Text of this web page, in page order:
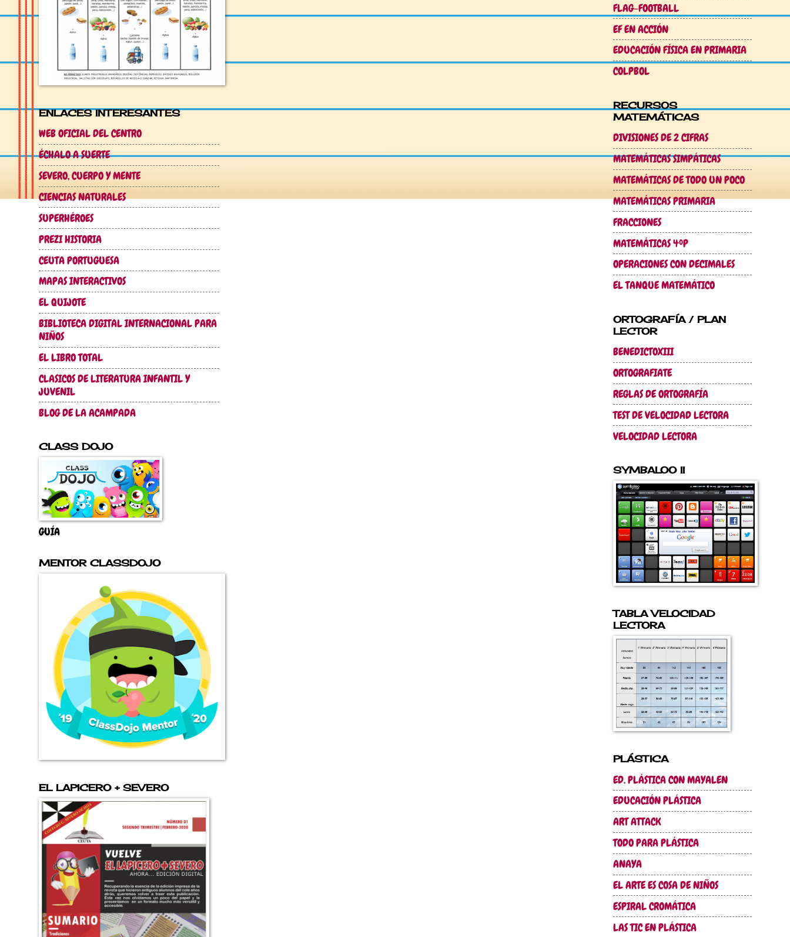
ENLACES INTERESANTES
WEB OFICIAL DEL CENTRO
ÉCHALO A SUERTE
SEVERO, CUERPO Y MENTE
CIENCIAS NATURALES
SUPERHÉROES
PREZI HISTORIA
CEUTA PORTUGUESA
MAPAS INTERACTIVOS
EL QUIJOTE
BIBLIOTECA DIGITAL INTERNACIONAL PARA
NIÑOS
EL LIBRO TOTAL
CLASICOS DE LITERATURA INFANTIL Y
JUVENIL
BLOG DE LA ACAMPADA
CLASS DOJO
GUÍA
MENTOR CLASSDOJO
EL LAPICERO + SEVERO
FLAG-FOOTBALL
EF EN ACCIÓN
EDUCACIÓN FÍSICA EN PRIMARIA
COLPBOL
RECURSOS
MATEMÁTICAS
DIVISIONES DE 2 CIFRAS
MATEMÁTICAS SIMPÁTICAS
MATEMÁTICAS DE TODO UN POCO
MATEMÁTICAS PRIMARIA
FRACCIONES
MATEMÁTICAS 4ºP
OPERACIONES CON DECIMALES
EL TANQUE MATEMÁTICO
ORTOGRAFÍA / PLAN
LECTOR
BENEDICTOXIII
ORTOGRAFIATE
REGLAS DE ORTOGRAFÍA
TEST DE VELOCIDAD LECTORA
VELOCIDAD LECTORA
SYMBALOO II
TABLA VELOCIDAD
LECTORA
PLÁSTICA
ED. PLÁSTICA CON MAYALEN
EDUCACIÓN PLÁSTICA
ART ATTACK
TODO PARA PLÁSTICA
ANAYA
EL ARTE ES COSA DE NIÑOS
ESPIRAL CROMÁTICA
LAS TIC EN PLÁSTICA